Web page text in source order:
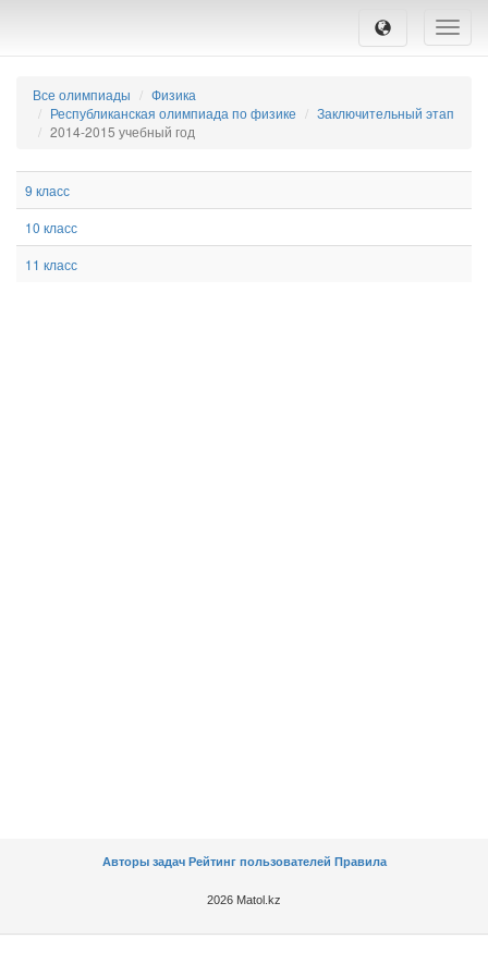
Toggle
Все олимпиады
Физика
Республиканская олимпиада по физике
Заключительный этап
2014-2015 учебный год
9 класс
10 класс
11 класс
Авторы задач Рейтинг пользователей Правила
2026 Matol.kz